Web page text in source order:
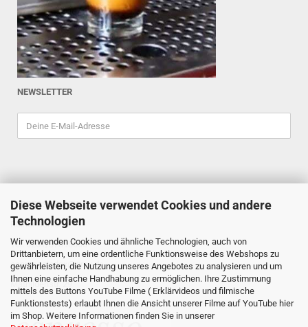
Diese Webseite verwendet Cookies und andere
Technologien
Wir verwenden Cookies und ähnliche Technologien, auch von
Drittanbietern, um eine ordentliche Funktionsweise des Webshops zu
gewährleisten, die Nutzung unseres Angebotes zu analysieren und um
Ihnen eine einfache Handhabung zu ermöglichen. Ihre Zustimmung
mittels des Buttons YouTube Filme ( Erklärvideos und filmische
Funktionstests) erlaubt Ihnen die Ansicht unserer Filme auf YouTube hier
im Shop. Weitere Informationen finden Sie in unserer
NEWSLETTER
ESPRESSOINDEX
Reiner Schiefler
Tel. 0201/87898333
espressoindex @gmx.de
Mathildenstr. 29
45130 Essen